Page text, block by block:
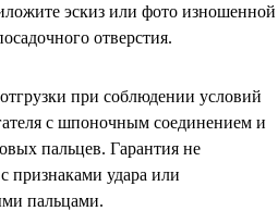
эскиз или фото изношенной
отверстия.
при соблюдении условий
с шпоночным соединением и
пальцев. Гарантия не
признаками удара или
пальцами.